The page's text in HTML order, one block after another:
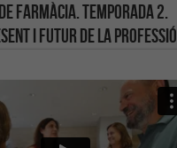
farmàcia. Temporada 2.
i futur de la professió